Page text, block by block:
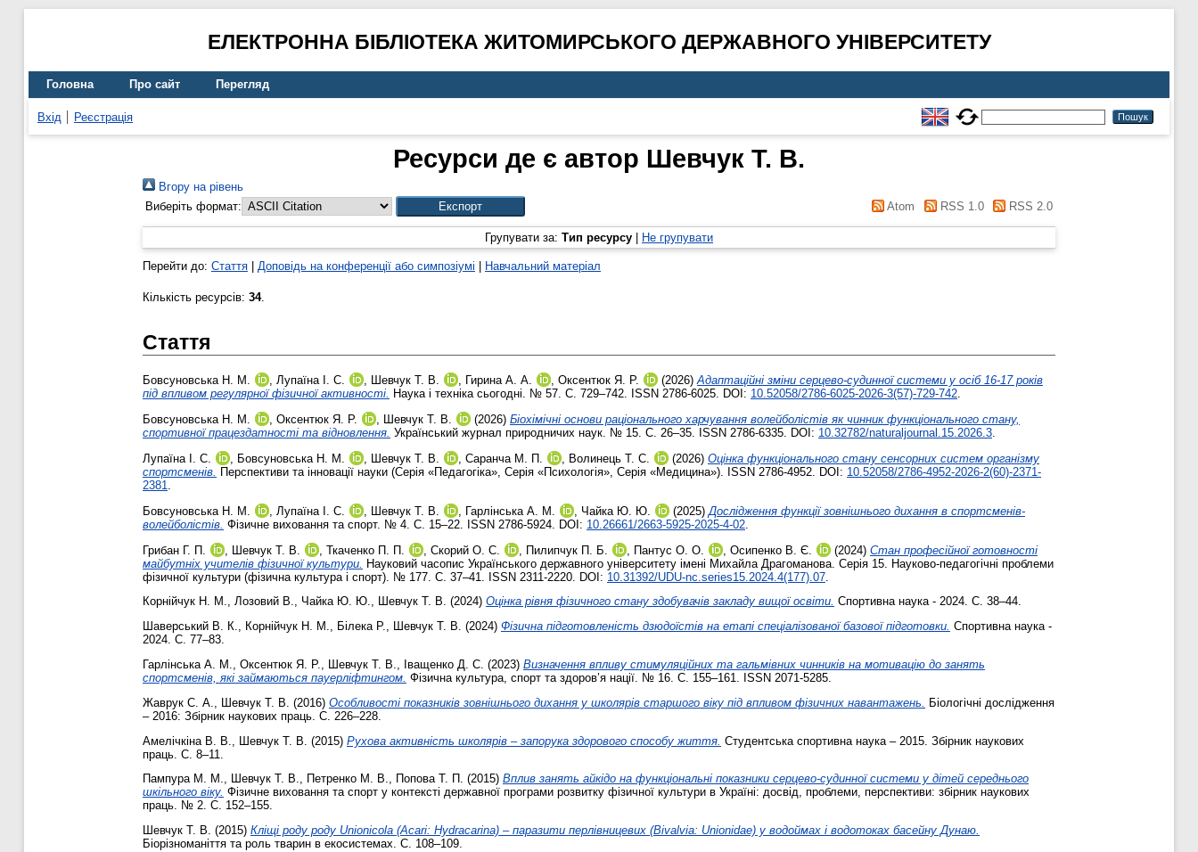
ЕЛЕКТРОННА БІБЛІОТЕКА ЖИТОМИРСЬКОГО ДЕРЖАВНОГО УНІВЕРСИТЕТУ
Головна Про сайт Перегляд
Вхід Реєстрація
Ресурси де є автор Шевчук Т. В.
Вгору на рівень
Виберіть формат:
Atom RSS 1.0 RSS 2.0
Групувати за: Тип ресурсу Не групувати
Перейти до: Стаття Доповідь на конференції або симпозіумі Навчальний матеріал
Кількість ресурсів: 34.
Стаття
Бовсуновська Н. М. , Лупаїна І. С. , Шевчук Т. В. , Гирина А. А. , Оксентюк Я. Р. (2026)Адаптаційні зміни серцево-судинної системи у осіб 16-17 років
під впливом регулярної фізичної активності. Наука і техніка сьогодні. № 57. С. 729–742. ISSN 2786-6025. DOI: 10.52058/2786-6025-2026-3(57)-729-742.
Бовсуновська Н. М.
, Оксентюк Я. Р. , Шевчук Т. В. (2026) Біохімічні основи раціонального харчування волейболістів як чинник функціонального стану,
спортивної працездатності та відновлення. Український журнал природничих наук. № 15. С. 26–35. ISSN 2786-6335. DOI: 10.32782/naturaljournal.15.2026.3.
Лупаїна І. С.
Бовсуновська Н. М. Шевчук Т. В. Саранча М. П. Волинець Т. С. (2026) Оцінка функціонального стану сенсорних систем організму
спортсменів.
Перспективи та інновації науки (Серія «Педагогіка», Серія «Психологія», Серія «Медицина»). ISSN 2786-4952. DOI: 10.52058/2786-4952-2026-2(60)-2371-
2381
Бовсуновська Н. М.
Лупаїна І. С. Шевчук Т. В. Гарлінська А. М. Чайка Ю. Ю. (2025) Дослідження функції зовнішнього дихання в спортсменів-
волейболістів. Фізичне виховання та спорт. № 4. С. 15–22. ISSN 2786-5924. DOI: 10.26661/2663-5925-2025-4-02
Грибан Г. П.
Шевчук Т. В. Ткаченко П. П. Скорий О. С. Пилипчук П. Б. Пантус О. О. Осипенко В. Є. (2024) Стан професійної готовності
майбутніх учителів фізичної культури. Науковий часопис Українського державного університету імені Михайла Драгоманова. Серія 15. Науково-педагогічні проблеми
фізичної культури (фізична культура і спорт). № 177. С. 37–41. ISSN 2311-2220. DOI: 10.31392/UDU-nc.series15.2024.4(177).07
Корнійчук Н. М., Лозовий В., Чайка Ю. Ю., Шевчук Т. В. (2024) Оцінка рівня фізичного стану здобувачів закладу вищої освіти. Спортивна наука - 2024. С. 38–44.
Шаверський В. К., Корнійчук Н. М., Білека Р., Шевчук Т. В. (2024) Фізична підготовленість дзюдоїстів на етапі спеціалізованої базової підготовки. Спортивна наука -
2024. С. 77–83.
Гарлінська А. М.
Оксентюк Я. Р. Шевчук Т. В. Іващенко Д. С. (2023) Визначення впливу стимуляційних та гальмівних чинників на мотивацію до занять
спортсменів, які займаються пауерліфтингом. Фізична культура, спорт та здоров’я нації. № 16. С. 155–161. ISSN 2071-5285.
Жаврук С. А.
Шевчук Т. В. (2016) Особливості показників зовнішнього дихання у школярів старшого віку під впливом фізичних навантажень.
Біологічні дослідження
– 2016: Збірник наукових праць. С. 226–228.
Амелічкіна В. В.
Шевчук Т. В. (2015) Рухова активність школярів – запорука здорового способу життя. Студентська спортивна наука – 2015. Збірник наукових
праць. С. 8–11.
Пампура М. М., Шевчук Т. В., Петренко М. В., Попова Т. П. (2015) Вплив занять айкідо на функціональні показники серцево-судинної системи у дітей середнього
шкільного віку. Фізичне виховання та спорт у контексті державної програми розвитку фізичної культури в Україні: досвід, проблеми, перспективи: збірник наукових
праць. № 2. С. 152–155.
Шевчук Т. В. (2015) Кліщі роду роду Unionicola (Acari: Hydracarina) – паразити перлівницевих (Bivalvia: Unionidae) у водоймах і водотоках басейну Дунаю.
Біорізноманіття та роль тварин в екосистемах. С. 108–109.